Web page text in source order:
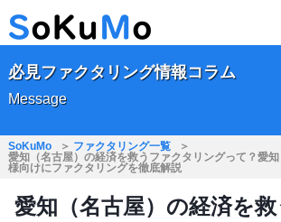
必見ファクタリング情報コラム
Message
SoKuMo
ファクタリング一覧
愛知（名古屋）の経済を救うファクタリングって？愛
様向けにファクタリングを徹底解説
愛知（名古屋）の経済を